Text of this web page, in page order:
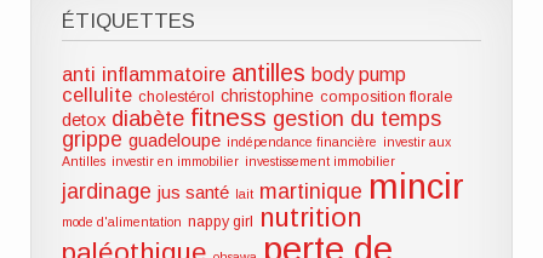
ÉTIQUETTES
anti inflammatoire antilles body pump
cellulite cholestérol christophine composition florale
detox diabète fitness gestion du temps
grippe guadeloupe indépendance financière investir aux
Antilles investir en immobilier investissement immobilier
jardinage jus santé lait martinique mincir
mode d'alimentation nappy girl nutrition
perte de